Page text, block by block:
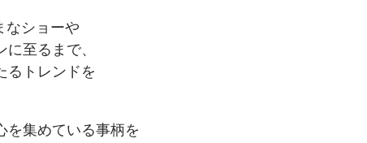
なショーや
に至るまで、
る トレンドを
を集めている事柄を